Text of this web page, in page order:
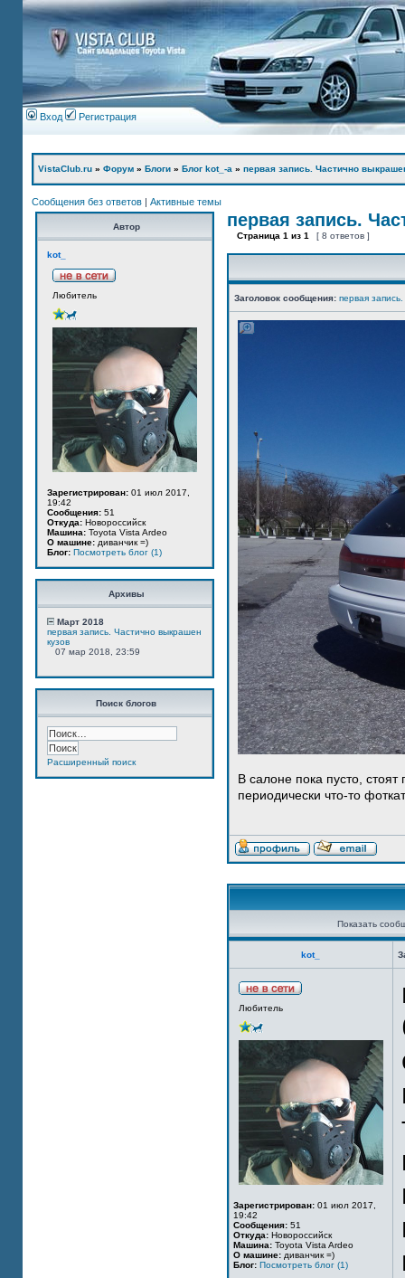
Вход Регистрация
VistaClub.ru » Форум » Блоги » Блог kot_-а » первая запись. Частично
Сообщения без ответов | Активные темы
Автор
kot_
Любитель
Зарегистрирован: 01 июл 2017,
19:42
Сообщения: 51
Откуда: Новороссийск
Машина: Toyota Vista Ardeo
О машине: диванчик =)
Блог: Посмотреть блог (1)
Архивы
Март 2018
первая запись. Частично выкрашен
кузов
07 мар 2018, 23:59
Поиск блогов
Расширенный поиск
первая запись.
Страница 1 из 1 [ 8 ответов ]
Заголовок сообщения: первая
В салоне пока пусто,
периодически что-то
Показать
kot_
Любитель
Зарегистрирован: 01 июл 2017,
19:42
Сообщения: 51
Откуда: Новороссийск
Машина: Toyota Vista Ardeo
О машине: диванчик =)
Блог: Посмотреть блог (1)